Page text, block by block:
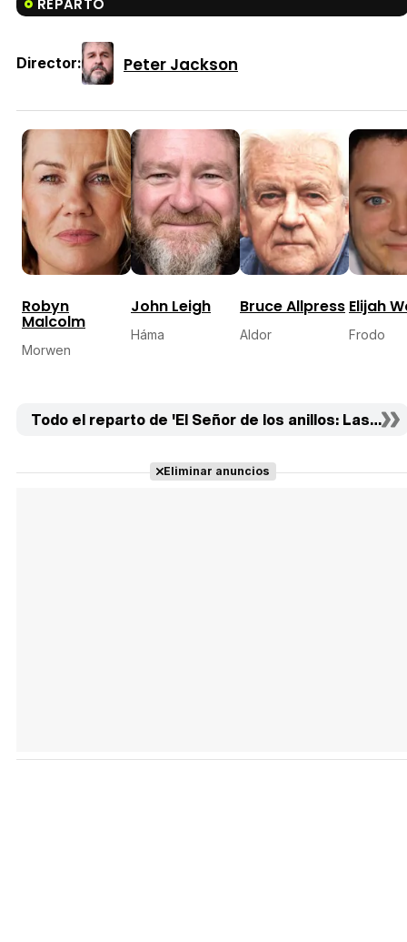
REPARTO
Director: Peter Jackson
Robyn
Malcolm
Morwen
John Leigh
Háma
Bruce Allpress
Aldor
Elijah
Frodo
Todo el reparto de 'El Señor de los anillos: Las dos
Eliminar anuncios